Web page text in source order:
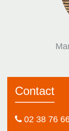
Contact
02 38 76